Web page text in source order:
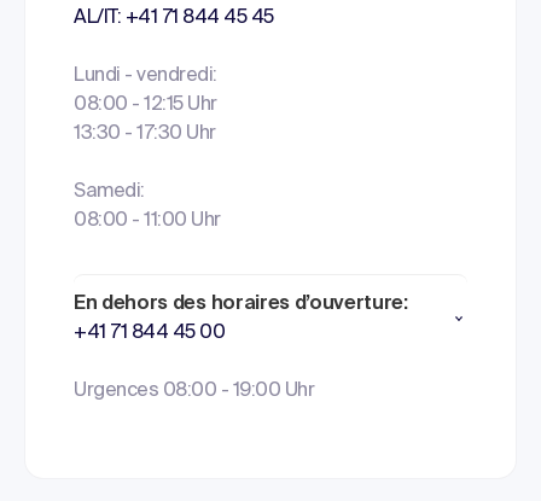
AL/IT: +41 71 844 45 45
Lundi - vendredi:
08:00 - 12:15 Uhr
13:30 - 17:30 Uhr
Samedi:
08:00 - 11:00 Uhr
En dehors des horaires d’ouverture:
+41 71 844 45 00
Urgences 08:00 - 19:00 Uhr